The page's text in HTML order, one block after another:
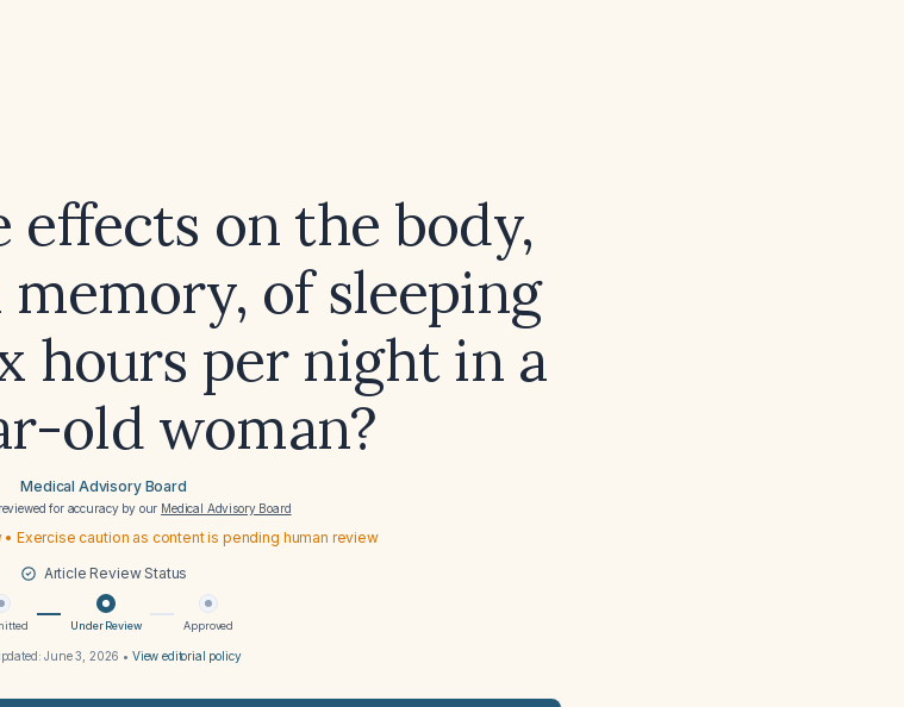
effects on the body,
of sleeping
hours per night in a
old woman?
Medical Advisory Board
for accuracy by our Medical Advisory Board
Exercise caution as content is pending human review
Article Review Status
Under Review Approved
June 3, 2026 • View editorial policy